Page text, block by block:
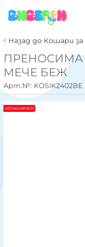
Назад до Кошари за
ПРЕНОСИМА
МЕЧЕ БЕЖ
Арт.№: KOSIK2402BE
НЕНАЛИЧЕН